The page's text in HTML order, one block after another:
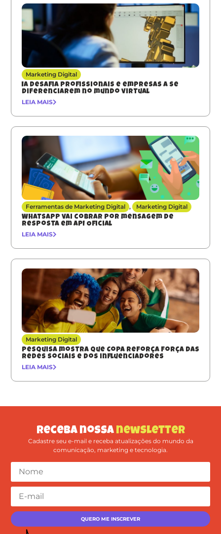
Marketing Digital
IA desafia profissionais e empresas a se
diferenciarem no mundo virtual
LEIA MAIS
Ferramentas de Marketing Digital , Marketing Digital
Whatsapp vai cobrar por mensagem de
resposta em API Oficial
LEIA MAIS
Marketing Digital
Pesquisa mostra que Copa reforça força das
redes sociais e dos influenciadores
LEIA MAIS
Receba nossa newsletter
Cadastre seu e-mail e receba atualizações do mundo da
comunicação, marketing e tecnologia.